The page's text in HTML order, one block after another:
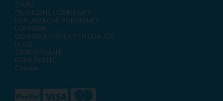
O NÁS
OBCHODNÉ PODMIENKY
REKLAMAČNÉ PODMIENKY
DOPRAVA
OCHRANA OSOBNÝCH ÚDAJOV
BLOG
ZAMESTNANIE
PRIHLÁSENIE
Cookies